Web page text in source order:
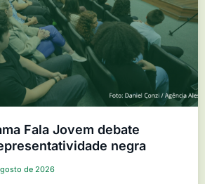
Fala Jovem debate
negra
de 2026